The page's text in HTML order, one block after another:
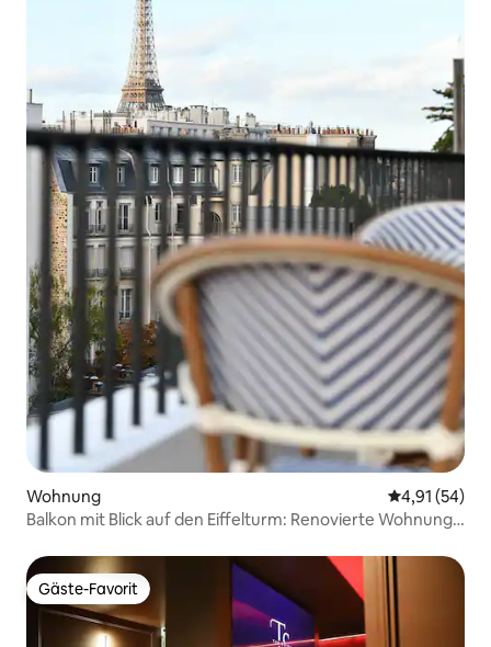
Wohnung
4,91 (54)
Balkon mit Blick auf den Eiffelturm: Renovierte Wohnung
Gäste-Favorit
Gäste-Favorit